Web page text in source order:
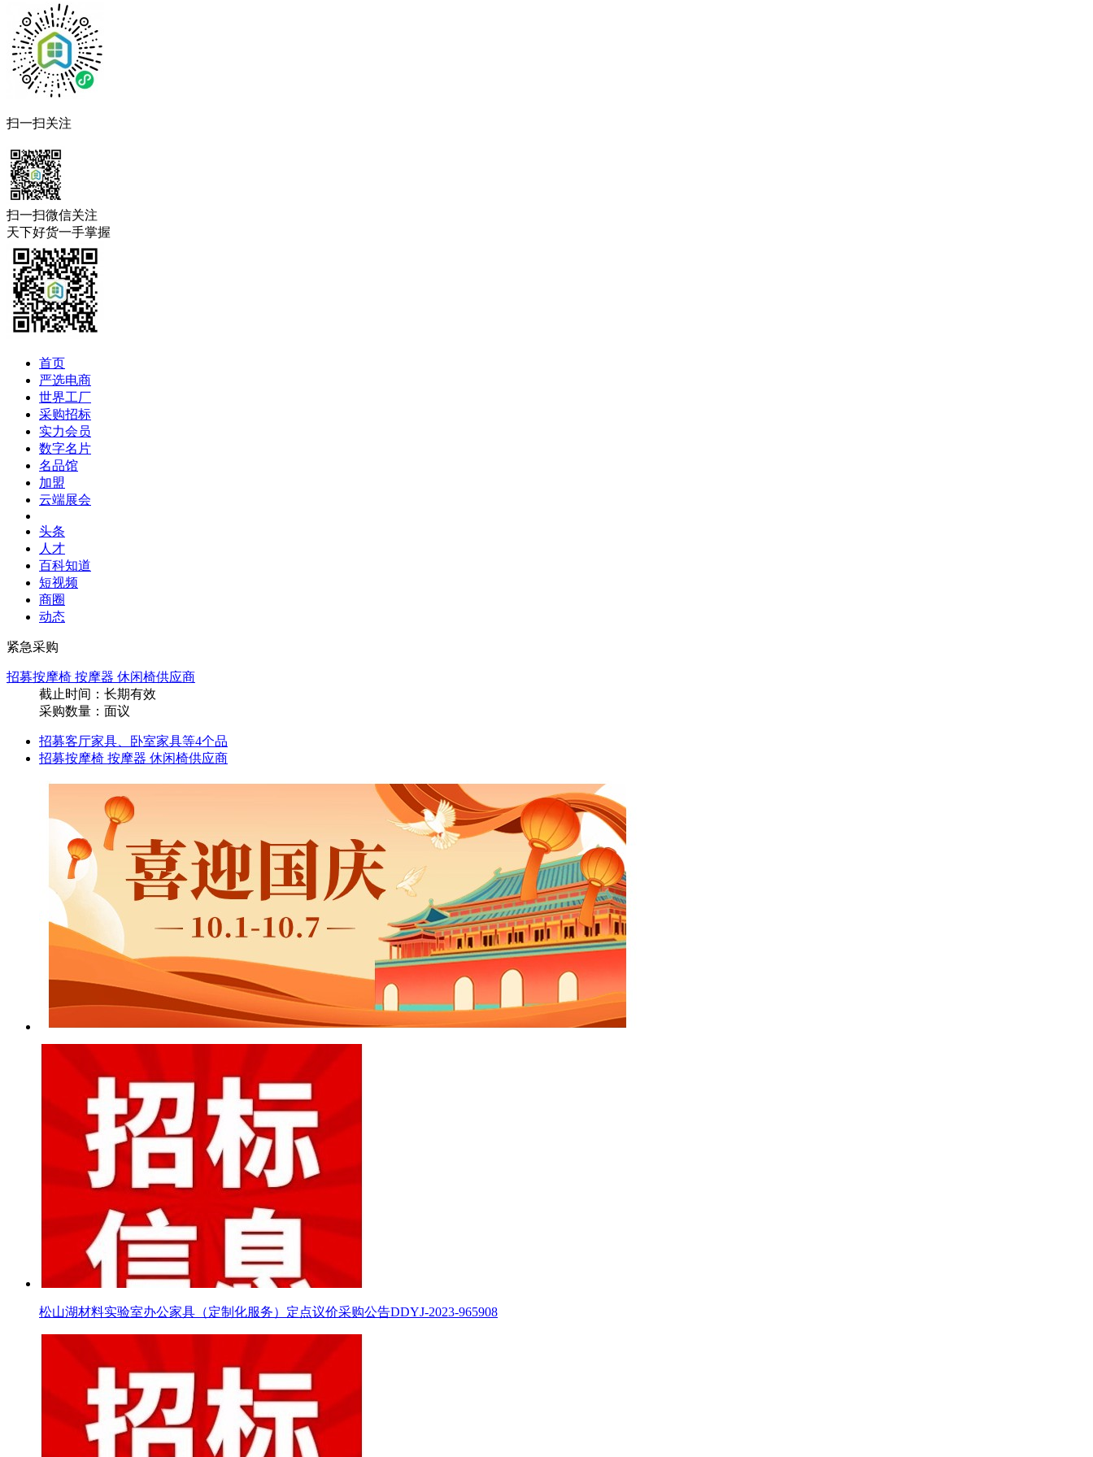
扫一扫关注
扫一扫微信关注
天下好货一手掌握
首页
严选电商
世界工厂
采购招标
实力会员
数字名片
名品馆
加盟
云端展会
头条
人才
百科知道
短视频
商圈
动态
紧急采购
招募按摩椅 按摩器 休闲椅供应商
截止时间： 长期有效
采购数量：面议
招募客厅家具、卧室家具等4个品
招募按摩椅 按摩器 休闲椅供应商
松山湖材料实验室办公家具（定制化服务）定点议价采购公告DDYJ-2023-965908